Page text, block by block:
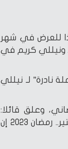
للعرض في شهر
ونيللي كريم في
نادرة” لـ نيللي
وعلق قائلا:
“بسم الله الرحمن الرحيم.. مع النجمة نيللي كريم ونجوم كتير.. رمضان 2023 إن